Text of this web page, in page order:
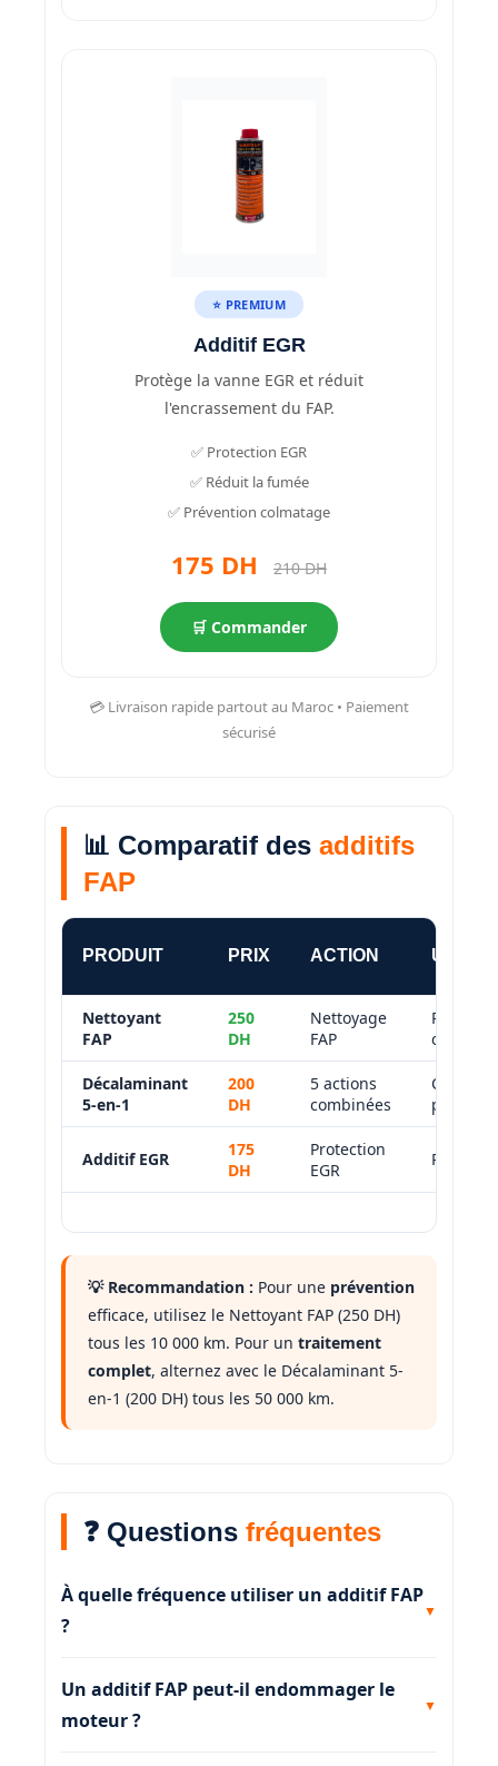
⭐ PREMIUM
Additif EGR
Protège la vanne EGR et réduit
l'encrassement du FAP.
✅ Protection EGR
✅ Réduit la fumée
✅ Prévention colmatage
175 DH 210 DH
🛒 Commander
💳 Livraison rapide partout au Maroc • Paiement
sécurisé
📊 Comparatif des additifs
FAP
PRODUIT PRIX ACTION
Nettoyant
FAP
250
DH
Nettoyage
FAP
curatif
Décalaminant
5-en-1
200
DH
5 actions
combinées
Curatif
puissant
Additif EGR
175
DH
Protection
EGR
💡 Recommandation : Pour une prévention
efficace, utilisez le Nettoyant FAP (250 DH)
tous les 10 000 km. Pour un traitement
complet, alternez avec le Décalaminant 5-
en-1 (200 DH) tous les 50 000 km.
❓ Questions fréquentes
À quelle fréquence utiliser un additif FAP
?
Un additif FAP peut-il endommager le
moteur ?